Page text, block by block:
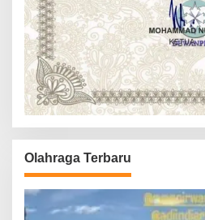
Olahraga Terbaru